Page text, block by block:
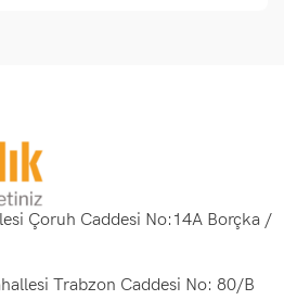
Çoruh Caddesi No:14A Borçka /
Trabzon Caddesi No: 80/B